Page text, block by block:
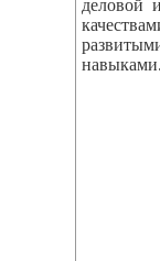
деловой
навыками.